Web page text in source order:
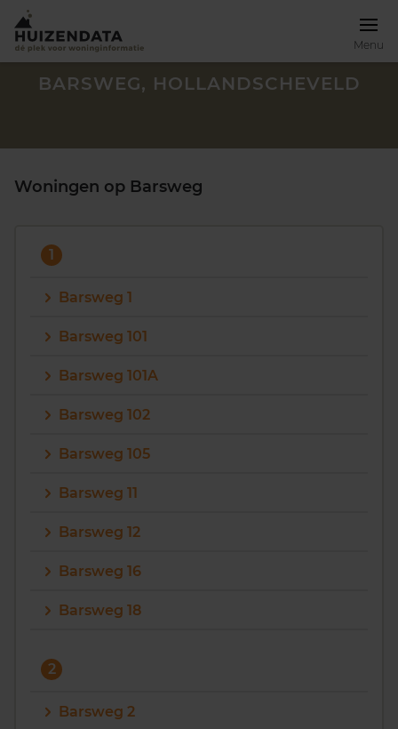
Menu
088 220 4200
Maandag t/m vrijdag - 08:00 -18:00
BARSWEG, HOLLANDSCHEVELD
Woningen op Barsweg
1
Barsweg 1
Barsweg 101
Barsweg 101A
Barsweg 102
Barsweg 105
Barsweg 11
Barsweg 12
Barsweg 16
Barsweg 18
2
Barsweg 2